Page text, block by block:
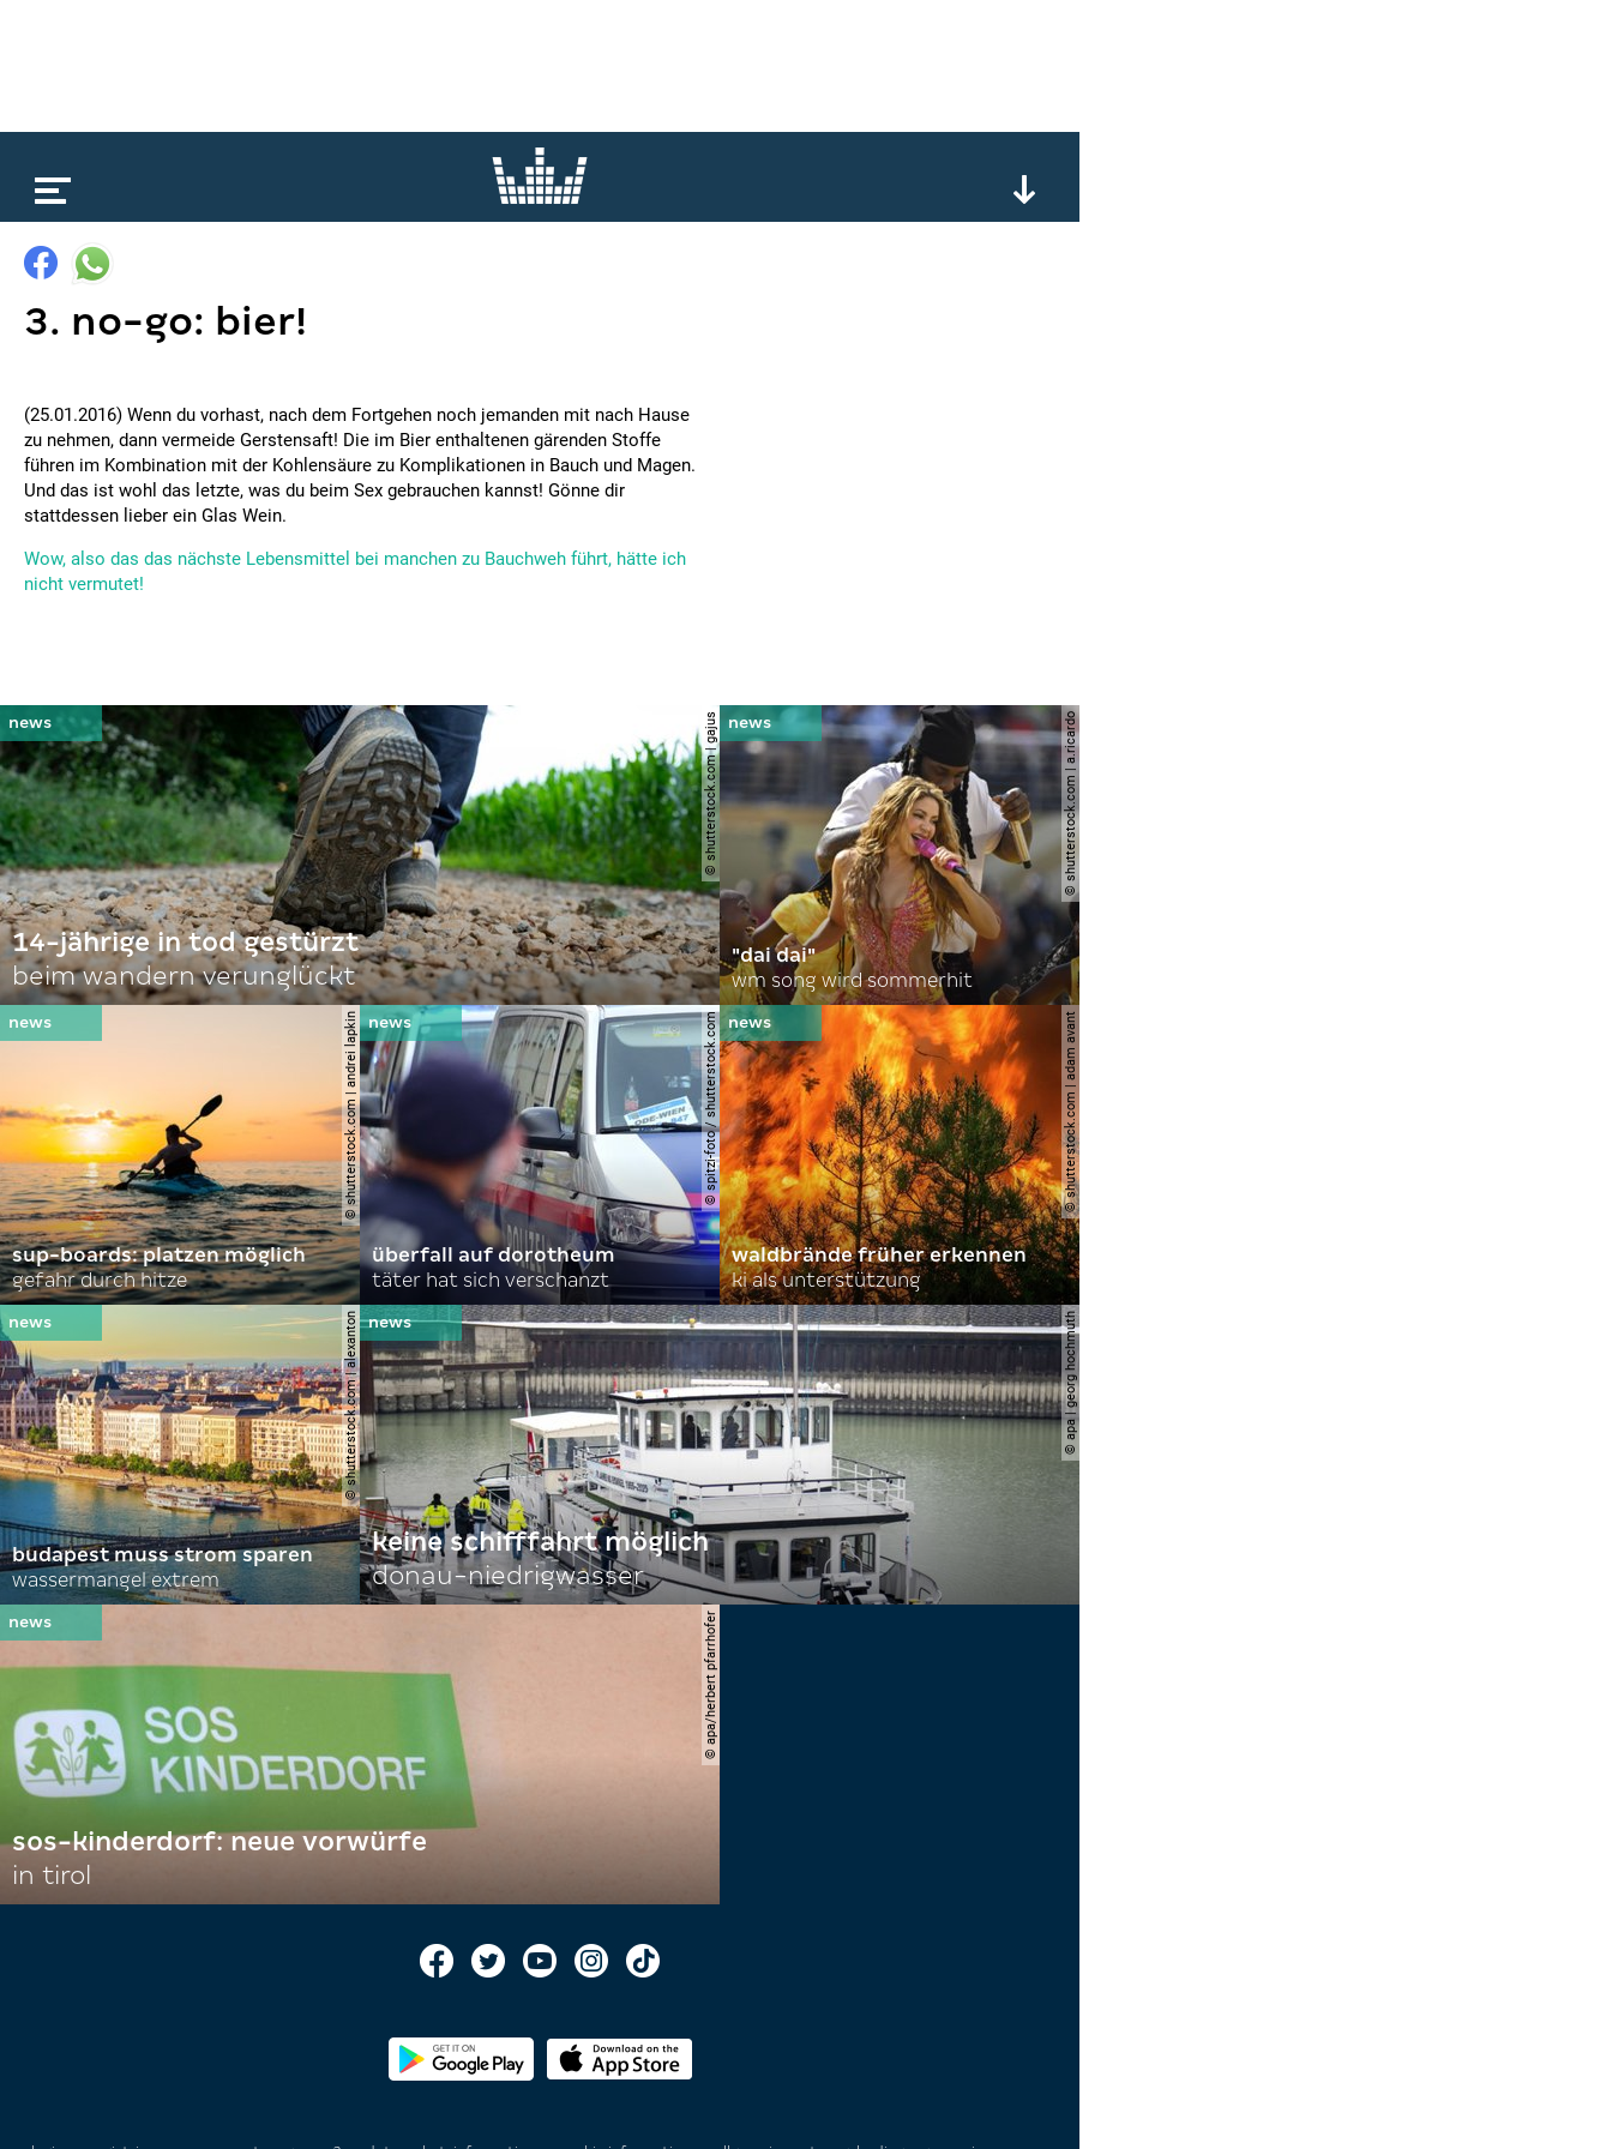
3. no-go: bier!
(25.01.2016) Wenn du vorhast, nach dem Fortgehen noch jemanden mit nach Hause
zu nehmen, dann vermeide Gerstensaft! Die im Bier enthaltenen gärenden Stoffe
führen im Kombination mit der Kohlensäure zu Komplikationen in Bauch und Magen.
Und das ist wohl das letzte, was du beim Sex gebrauchen kannst! Gönne dir
stattdessen lieber ein Glas Wein.
Wow, also das das nächste Lebensmittel bei manchen zu Bauchweh führt, hätte ich
nicht vermutet!
© shutterstock.com | gajus
14-jährige in tod gestürzt
beim wandern verunglückt
© shutterstock.com | a.ricardo
"dai dai"
wm song wird sommerhit
© shutterstock.com | andrei lapkin
sup-boards: platzen möglich
gefahr durch hitze
© spitzi-foto / shutterstock.com
überfall auf dorotheum
täter hat sich verschanzt
© shutterstock.com | adam avant
waldbrände früher erkennen
ki als unterstützung
© shutterstock.com | alexanton
budapest muss strom sparen
wassermangel extrem
© apa | georg hochmuth
keine schifffahrt möglich
donau-niedrigwasser
© apa/herbert pfarrhofer
sos-kinderdorf: neue vorwürfe
in tirol